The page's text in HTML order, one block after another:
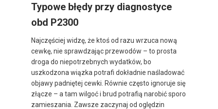
Typowe błędy przy diagnostyce
obd P2300
Najczęściej widzę, że ktoś od razu wrzuca nową
cewkę, nie sprawdzając przewodów – to prosta
droga do niepotrzebnych wydatków, bo
uszkodzona wiązka potrafi dokładnie naśladować
objawy padniętej cewki. Równie często ignoruje się
złącze – a tam wilgoć i brud potrafią narobić sporo
zamieszania. Zawsze zaczynaj od oględzin